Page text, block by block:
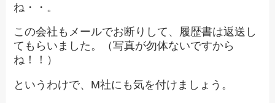
ね・・。
この会社もメールでお断りして、履歴書は返送し
てもらいました。（写真が勿体ないですから
ね！！）
というわけで、M社にも気を付けましょう。